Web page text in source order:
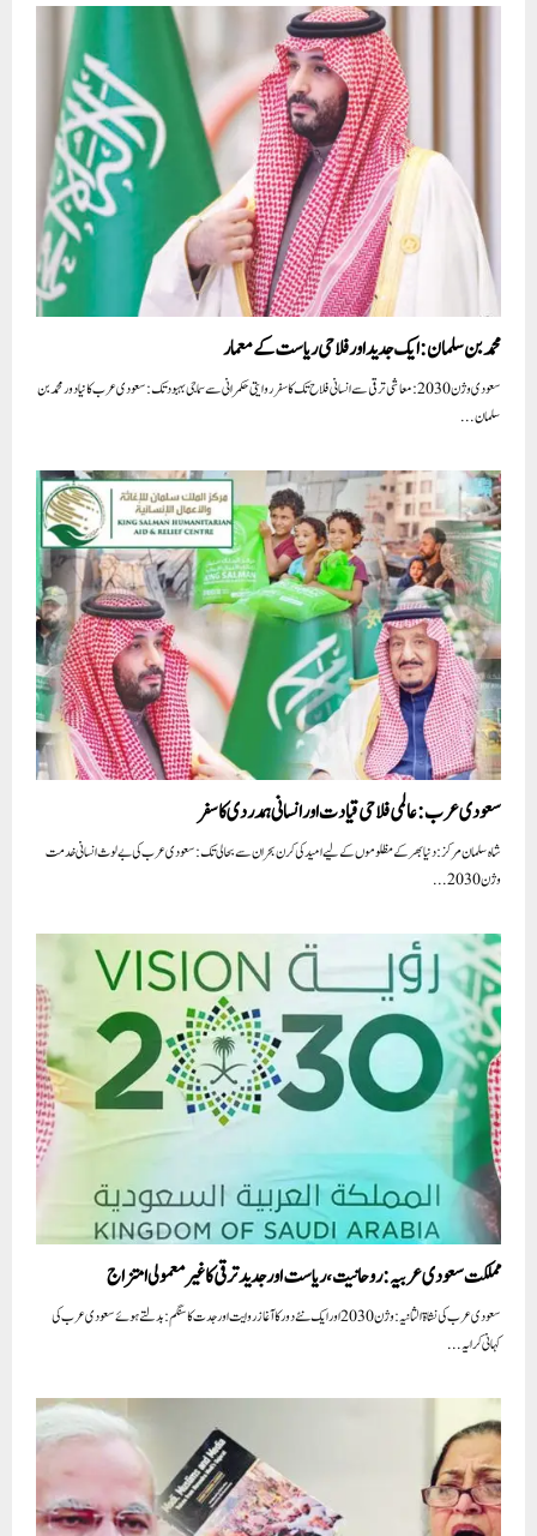
محمد بن سلمان: ایک جدید اور فلاحی ریاست کے معمار
سعودی وژن 2030: معاشی ترقی سے انسانی فلاح تک کا سفر روایتی حکمرانی سے سماجی بہبود تک: سعودی عرب کا نیا دور محمد بن
سلمان...
سعودی عرب: عالمی فلاحی قیادت اور انسانی ہمدردی کا سفر
شاہ سلمان مرکز: دنیا بھر کے مظلوموں کے لیے امید کی کرن بحران سے بحالی تک: سعودی عرب کی بے لوث انسانی خدمت
وژن 2030...
مملکت سعودی عربیہ: روحانیت، ریاست اور جدید ترقی کا غیر معمولی امتزاج
سعودی عرب کی نشاۃ الثانیہ: وژن 2030 اور ایک نئے دور کا آغاز روایت اور جدت کا سنگم: بدلتے ہوئے سعودی عرب کی
کہانی کرایہ...